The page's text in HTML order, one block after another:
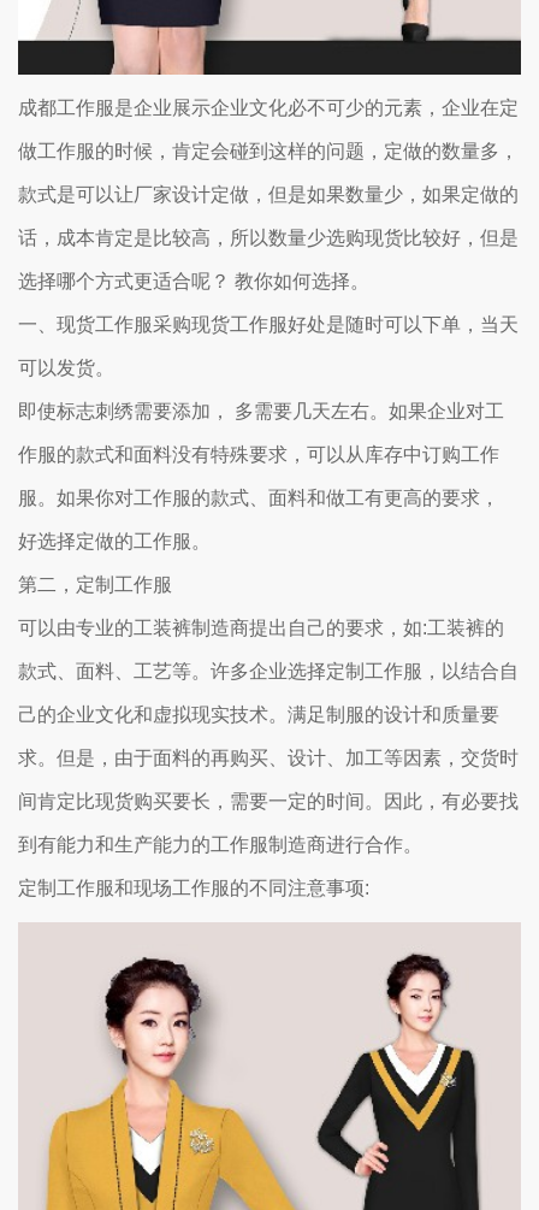
成都工作服是企业展示企业文化必不可少的元素，企业在定
做工作服的时候，肯定会碰到这样的问题，定做的数量多，
款式是可以让厂家设计定做，但是如果数量少，如果定做的
话，成本肯定是比较高，所以数量少选购现货比较好，但是
选择哪个方式更适合呢？ 教你如何选择。
一、现货工作服采购现货工作服好处是随时可以下单，当天
可以发货。
即使标志刺绣需要添加， 多需要几天左右。如果企业对工
作服的款式和面料没有特殊要求，可以从库存中订购工作
服。如果你对工作服的款式、面料和做工有更高的要求，
好选择定做的工作服。
第二，定制工作服
可以由专业的工装裤制造商提出自己的要求，如:工装裤的
款式、面料、工艺等。许多企业选择定制工作服，以结合自
己的企业文化和虚拟现实技术。满足制服的设计和质量要
求。但是，由于面料的再购买、设计、加工等因素，交货时
间肯定比现货购买要长，需要一定的时间。因此，有必要找
到有能力和生产能力的工作服制造商进行合作。
定制工作服和现场工作服的不同注意事项: